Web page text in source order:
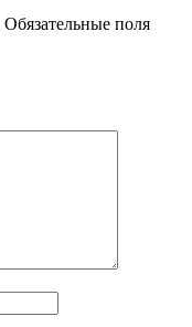
Обязательные поля